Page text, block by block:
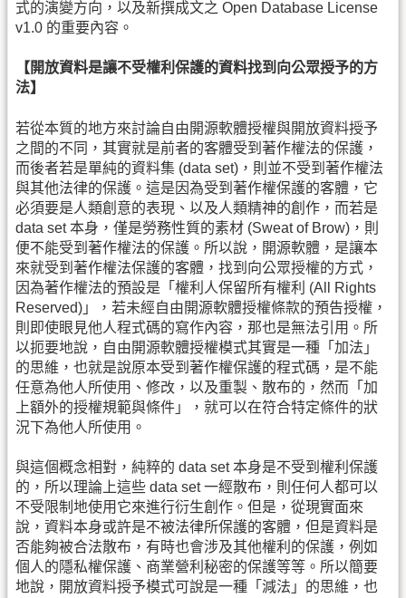
式的演變方向，以及新撰成文之 Open Database License
v1.0 的重要內容。
【開放資料是讓不受權利保護的資料找到向公眾授予的方
法】
若從本質的地方來討論自由開源軟體授權與開放資料授予
之間的不同，其實就是前者的客體受到著作權法的保護，
而後者若是單純的資料集 (data set)，則並不受到著作權法
與其他法律的保護。這是因為受到著作權保護的客體，它
必須要是人類創意的表現、以及人類精神的創作，而若是
data set 本身，僅是勞務性質的素材 (Sweat of Brow)，則
便不能受到著作權法的保護。所以說，開源軟體，是讓本
來就受到著作權法保護的客體，找到向公眾授權的方式，
因為著作權法的預設是「權利人保留所有權利 (All Rights
Reserved)」，若未經自由開源軟體授權條款的預告授權，
則即使眼見他人程式碼的寫作內容，那也是無法引用。所
以扼要地說，自由開源軟體授權模式其實是一種「加法」
的思維，也就是說原本受到著作權保護的程式碼，是不能
任意為他人所使用、修改，以及重製、散布的，然而「加
上額外的授權規範與條件」，就可以在符合特定條件的狀
況下為他人所使用。
與這個概念相對，純粹的 data set 本身是不受到權利保護
的，所以理論上這些 data set 一經散布，則任何人都可以
不受限制地使用它來進行衍生創作。但是，從現實面來
說，資料本身或許是不被法律所保護的客體，但是資料是
否能夠被合法散布，有時也會涉及其他權利的保護，例如
個人的隱私權保護、商業營利秘密的保護等等。所以簡要
地說，開放資料授予模式可說是一種「減法」的思維，也